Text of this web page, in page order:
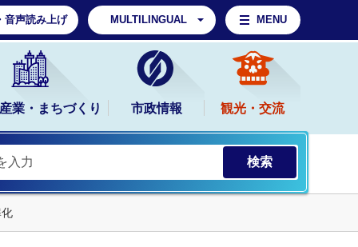
音声読み上げ MULTILINGUAL MENU
業・まちづくり 市政情報 観光・交流